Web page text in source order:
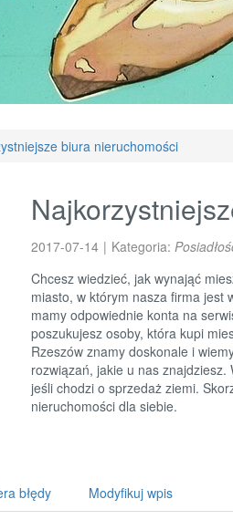
biura nieruchomości
2017-07-14 | Kategoria:
Chcesz wiedzieć, jak wynająć
miasto, w którym nasza firma jest
mamy odpowiednie konta na
poszukujesz osoby, która kupi
Rzeszów znamy doskonale i
rozwiązań, jakie u nas
jeśli chodzi o sprzedaż ziemi.
nieruchomości dla siebie.
błędy Modyfikuj wpis